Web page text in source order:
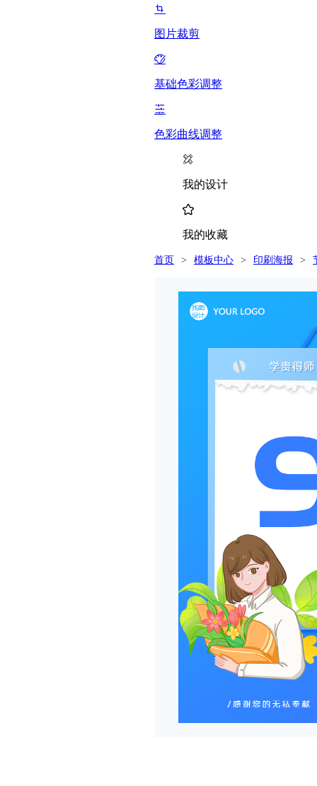
图片裁剪
基础色彩调整
色彩曲线调整
我的设计
我的收藏
首页 > 模板中心 > 印刷海报 >